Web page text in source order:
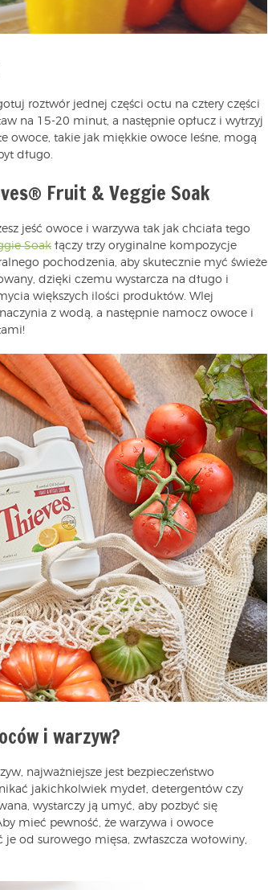
roztwór jednej części octu na cztery części
na 15-20 minut, a następnie opłucz i wytrzyj
owoce, takie jak miękkie owoce leśne, mogą
długo.
Fruit & Veggie Soak
jeść owoce i warzywa tak jak chciała tego
Soak łączy trzy oryginalne kompozycje
pochodzenia, aby skutecznie myć świeże
dzięki czemu wystarcza na długo i
większych ilości produktów. Wlej
z wodą, a następnie namocz owoce i
i warzyw?
najważniejsze jest bezpieczeństwo
jakichkolwiek mydeł, detergentów czy
wystarczy ją umyć, aby pozbyć się
mieć pewność, że warzywa i owoce
od surowego mięsa, zwłaszcza wołowiny,